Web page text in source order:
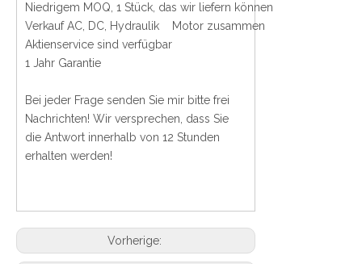
Niedrigem MOQ, 1 Stück, das wir liefern können
Verkauf AC, DC, Hydraulik Motor zusammen
Aktienservice sind verfügbar
1 Jahr Garantie
Bei jeder Frage senden Sie mir bitte frei
Nachrichten! Wir versprechen, dass Sie
die Antwort innerhalb von 12 Stunden
erhalten werden!
Vorherige: